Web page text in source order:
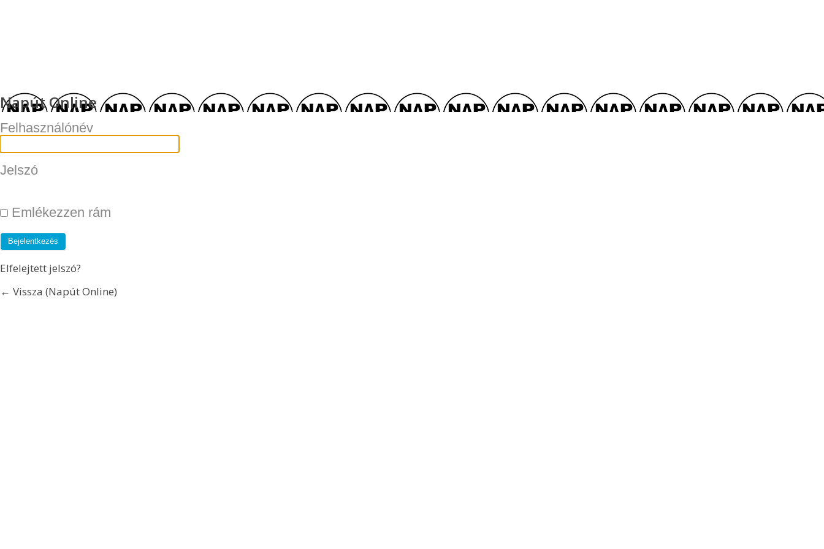
Napút Online
Felhasználónév
Jelszó
Emlékezzen rám
Elfelejtett jelszó?
← Vissza (Napút Online)